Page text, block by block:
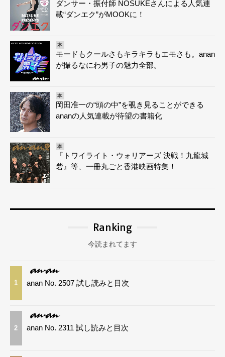
ダンサー・振付師 NOSUKEさんによる人気連
載“ダンエク”がMOOKに！
本
モードもクールさもキラキラもエモさも。anan
が撮るなにわ男子の魅力全部。
本
岡田准一の“頭の中”を覗き見ることができる
ananの人気連載が待望の書籍化
本
『トワイライト・ウォリアーズ 決戦！九龍城
砦』等、一冊丸ごと香港映画特集！
Ranking
今読まれてます
1 anan No. 2507 試し読みと目次
2 anan No. 2311 試し読みと目次